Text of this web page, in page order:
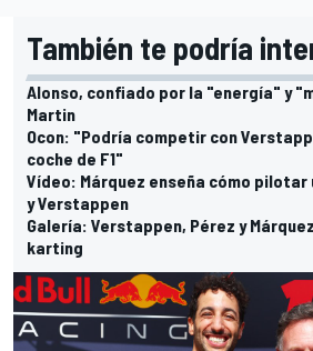
También te podría
Alonso, confiado por la "energía" y
Martin
Ocon: "Podría competir con
coche de F1"
Vídeo: Márquez enseña cómo pilotar
y Verstappen
Galería: Verstappen, Pérez y
karting